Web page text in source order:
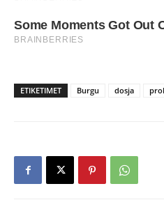
ETIKETIMET Burgu dosja